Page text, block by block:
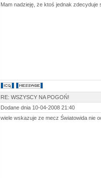
Mam nadzieję, że ktoś jednak zdecyduje
RE: WSZYSCY NA POGOŃ!
Dodane dnia 10-04-2008 21:40
wiele wskazuje ze mecz Światowida nie